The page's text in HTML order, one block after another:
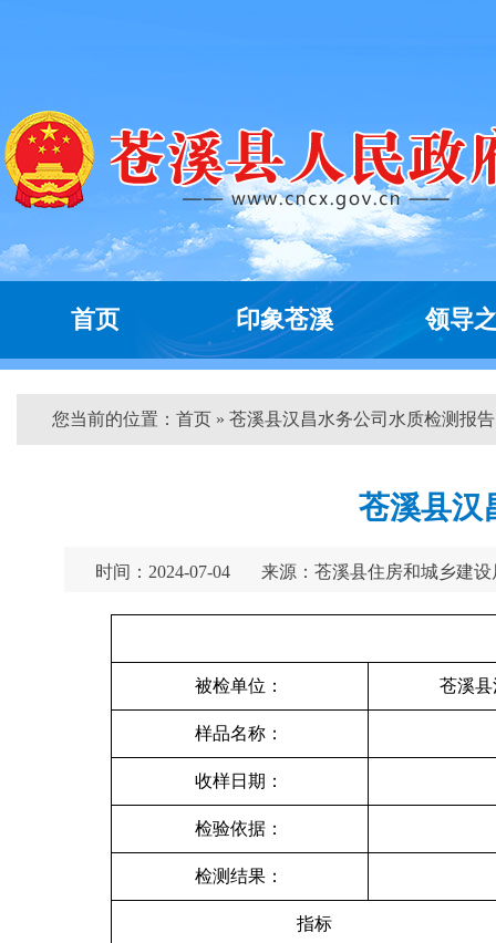
首页 印象苍溪 领导
您当前的位置： 首页 » 苍溪县汉昌水务公司水质检测报
苍溪县汉
时间：2024-07-04 来源：苍溪县住房和城乡建设
被检单位： 苍溪
样品名称：
收样日期：
检验依据：
检测结果：
指标